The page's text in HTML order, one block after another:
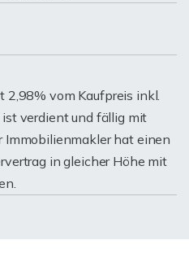
2,98% vom Kaufpreis inkl.
verdient und fällig mit
Immobilienmakler hat einen
in gleicher Höhe mit